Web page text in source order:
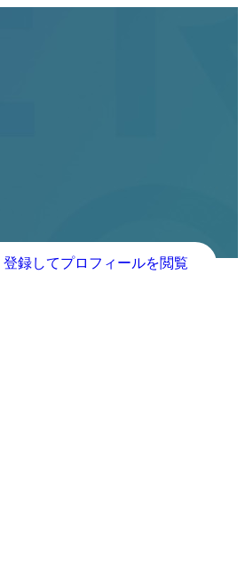
登録してプロフィールを閲覧